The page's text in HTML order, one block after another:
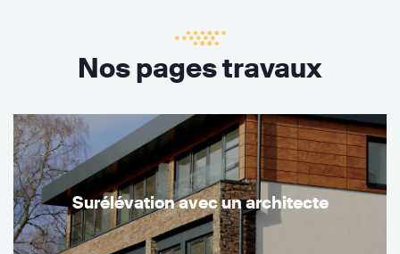
Nos pages travaux
Surélévation avec un architecte